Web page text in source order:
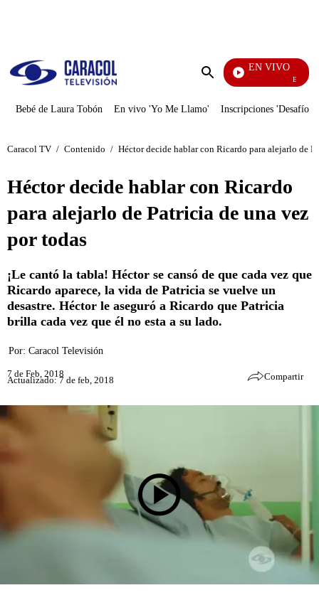
Enviar
EN VIVO
El Juego
Bebé de Laura Tobón En vivo 'Yo Me Llamo' Inscripciones 'Desafío'
Caracol TV / Contenido / Héctor decide hablar con Ricardo para alejarlo de
Héctor decide hablar con Ricardo
para alejarlo de Patricia de una vez
por todas
¡Le cantó la tabla! Héctor se cansó de que cada vez que
Ricardo aparece, la vida de Patricia se vuelve un
desastre. Héctor le aseguró a Ricardo que Patricia
brilla cada vez que él no esta a su lado.
Por: Caracol Televisión
7 de Feb, 2018
Actualizado: 7 de feb, 2018 Compartir